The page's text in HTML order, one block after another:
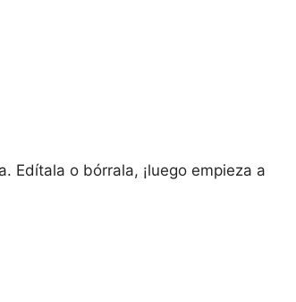
Edítala o bórrala, ¡luego empieza a